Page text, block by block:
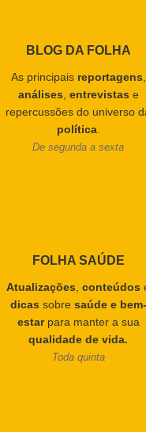
BLOG DA FOLHA
As principais reportagens,
análises, entrevistas e
repercussões do universo
política.
De segunda a sexta
FOLHA SAÚDE
Atualizações, conteúdos
dicas sobre saúde e bem-
estarpara manter a sua
qualidade de vida.
Toda quinta